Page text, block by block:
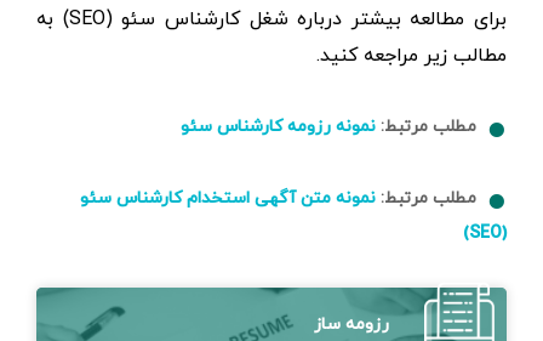
برای مطالعه بیشتر درباره شغل کارشناس سئو (SEO) به
مطالب زیر مراجعه کنید.
مطلب مرتبط: نمونه رزومه کارشناس سئو
مطلب مرتبط: نمونه متن آگهی استخدام کارشناس سئو
(SEO)
رزومه ساز